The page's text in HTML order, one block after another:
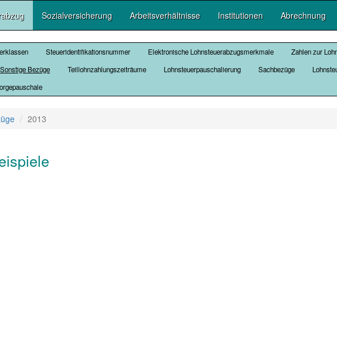
Sozialversicherung Arbeitsverhältnisse Institutionen Abrechnung
Steueridentifikationsnummer Elektronische Lohnsteuerabzugsmerkmale Zahlen zur
Sonstige Bezüge Teillohnzahlungszeiträume Lohnsteuerpauschalierung Sachbezüge
2013